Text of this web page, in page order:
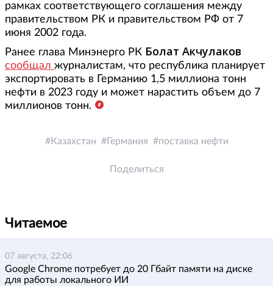
рамках соответствующего соглашения между
правительством РК и правительством РФ от 7
июня 2002 года.
Ранее глава Минэнерго РК Болат Акчулаков
сообщал журналистам, что республика планирует
экспортировать в Германию 1,5 миллиона тонн
нефти в 2023 году и может нарастить объем до 7
миллионов тонн.
Казахстан Германия поставка нефти
Поделиться
Читаемое
07 августа, 22:06
Google Chrome потребует до 20 Гбайт памяти на диске
для работы локального ИИ